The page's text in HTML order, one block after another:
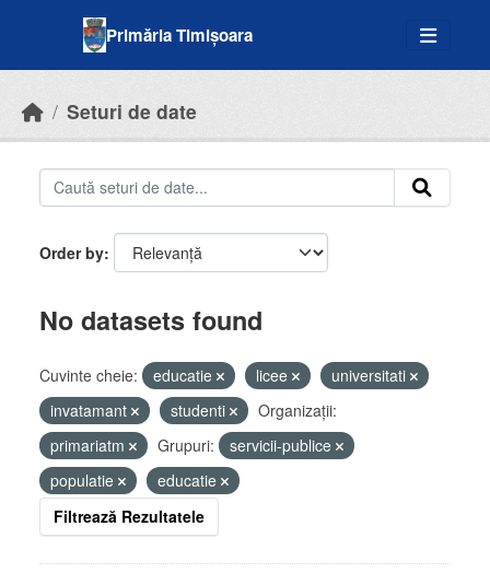
Primăria Timișoara
Seturi de date
Order by
No datasets found
Cuvinte cheie: educatie licee
universitati
invatamant
studenti
Organizații:
primariatm
Grupuri:
servicii-publice
populatie
educatie
Filtrează Rezultatele